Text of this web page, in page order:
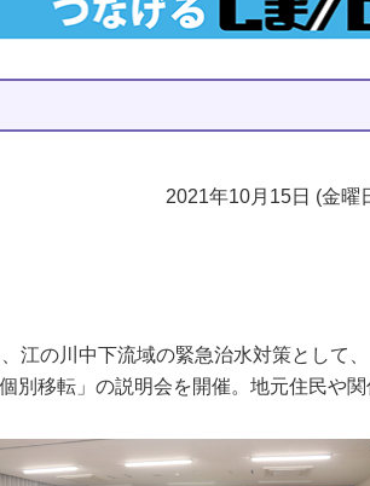
2021年10月15日 (金曜
江の川中下流域の緊急治水対策として、
別移転」の説明会を開催。地元住民や関